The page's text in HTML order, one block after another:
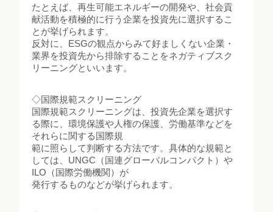
たとえば、再生可能エネルギーの開発や、社会貢
献活動を積極的に行う企業を投資先に選択するこ
とが挙げられます。
反対に、ESGの観点からみて好ましくない企業・
業界を投資先から排除することをネガティブスク
リーニングといいます。
◇国際規範スクリーニング
国際規範スクリーニングは、投資先企業を選択す
る際に、環境保護や人権の保護、労働基準などを
それらに関する国際規
範に照らして判断する方法です。具体的な規範と
しては、UNGC（国連グローバルコンパクト）や
ILO（国際労働機関）が
発行するものなどが挙げられます。